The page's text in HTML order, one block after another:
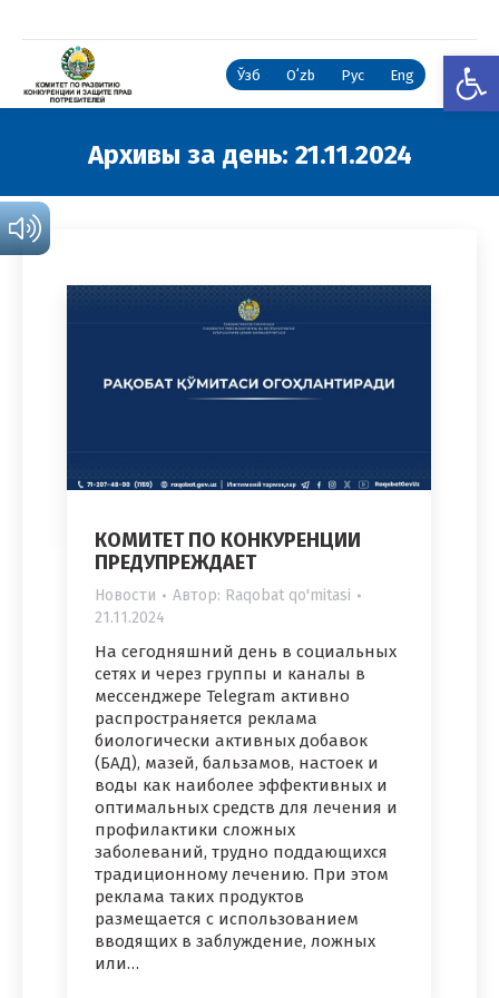
Ўзб Oʻzb Рус Eng
Архивы за день: 21.11.2024
КОМИТЕТ ПО КОНКУРЕНЦИИ
ПРЕДУПРЕЖДАЕТ
Новости Автор: Raqobat qo'mitasi
21.11.2024
На сегодняшний день в социальных
сетях и через группы и каналы в
мессенджере Telegram активно
распространяется реклама
биологически активных добавок
(БАД), мазей, бальзамов, настоек и
воды как наиболее эффективных и
оптимальных средств для лечения и
профилактики сложных
заболеваний, трудно поддающихся
традиционному лечению. При этом
реклама таких продуктов
размещается с использованием
вводящих в заблуждение, ложных
или…